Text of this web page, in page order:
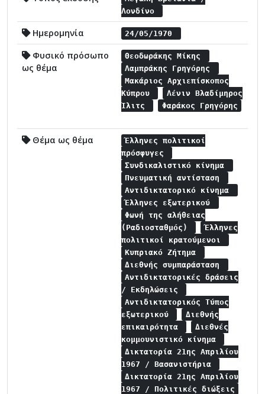
Λονδίνο
Ημερομηνία 24/05/1970
Φυσικό πρόσωπο
ως θέμα
Θεοδωράκης Μίκης
Λαμπράκης Γρηγόρης
Μακάριος Αρχιεπίσκοπος
Κύπρου
Λένιν Βλαδίμηρος
Ίλιτς
Φαράκος Γρηγόρης
Θέμα ως θέμα
Έλληνες πολιτικοί
πρόσφυγες
Συνδικαλιστικό κίνημα
Πνευματική αντίσταση
Αντιδικτατορικό κίνημα
Έλληνες εξωτερικού
Φωνή της αλήθειας
(Ραδιοσταθμός)
Έλληνες
πολιτικοί κρατούμενοι
Κυπριακό Ζήτημα
Διεθνής συμπαράσταση
Αντιδικτατορικές δράσεις
/ Εκδηλώσεις
Αντιδικτατορικός Τύπος
εξωτερικού
Διεθνής
επικαιρότητα
Διεθνές
κομμουνιστικό κίνημα
Δικτατορία 21ης Απριλίου
1967 / Βασανιστήρια
Δικτατορία 21ης Απριλίου
1967 / Πολιτικές διώξεις